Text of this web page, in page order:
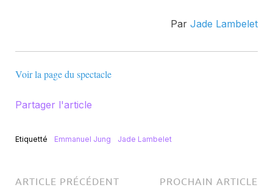
Par Jade Lambelet
Voir la page du spectacle
Partager l'article
Etiquetté Emmanuel Jung Jade Lambelet
ARTICLE PRÉCÉDENT PROCHAIN ARTICLE